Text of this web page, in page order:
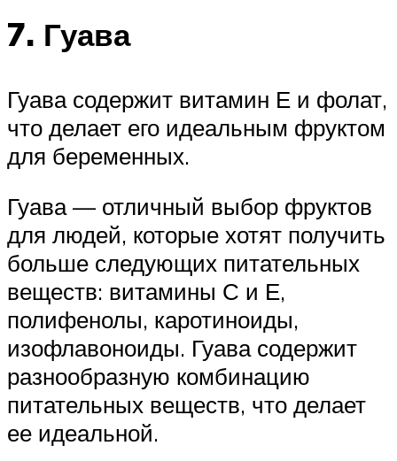
7. Гуава
Гуава содержит витамин Е и фолат,
что делает его идеальным фруктом
для беременных.
Гуава — отличный выбор фруктов
для людей, которые хотят получить
больше следующих питательных
веществ: витамины С и Е,
полифенолы, каротиноиды,
изофлавоноиды. Гуава содержит
разнообразную комбинацию
питательных веществ, что делает
ее идеальной.